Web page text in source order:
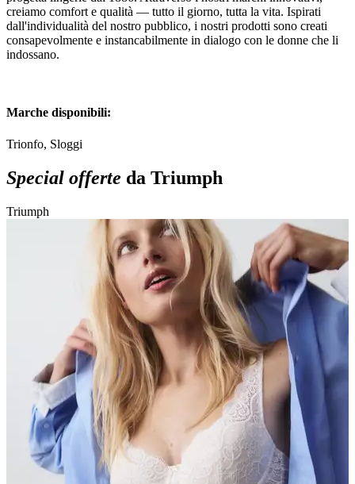
creiamo comfort e qualità — tutto il giorno, tutta la vita. Ispirati
dall'individualità del nostro pubblico, i nostri prodotti sono creati
consapevolmente e instancabilmente in dialogo con le donne che li
indossano.
Marche disponibili:
Trionfo, Sloggi
Special offerte da Triumph
Triumph